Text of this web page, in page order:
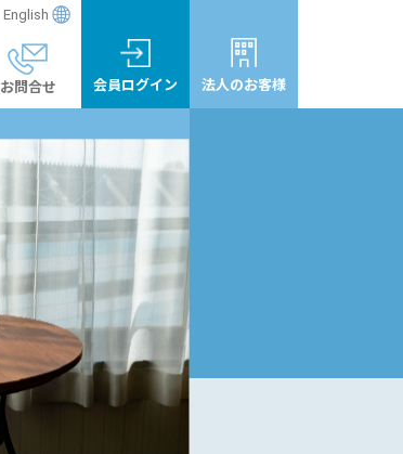
English
お問合せ 会員ログイン 法人のお客様